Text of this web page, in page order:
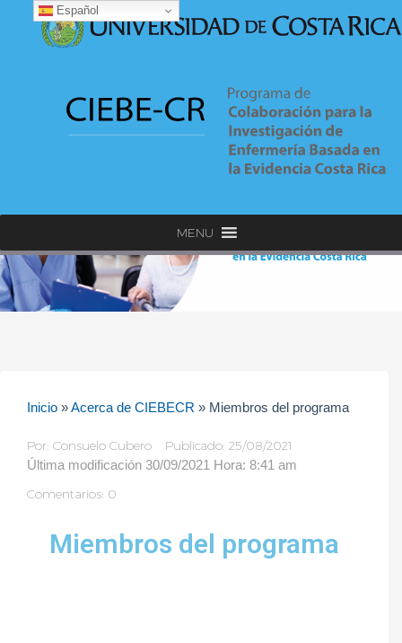
MENU
Inicio »Acerca de CIEBECR » Miembros del programa
Por: Consuelo Cubero Publicado: 25/08/2021
Última modificación 30/09/2021 Hora: 8:41 am
Comentarios: 0
Miembros del programa
Español